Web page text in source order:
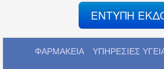
ΕΝΤΥΠΗ
ΦΑΡΜΑΚΕΙΑ ΥΠΗΡΕΣΙΕΣ